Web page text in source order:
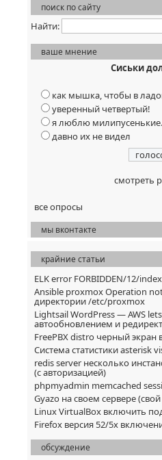
поиск по сайту
Найти:
ваше мнение
Сиськи
как мышка, чтобы в
уверенный четвертый!
я люблю
давно их не видел
смотреть
все опросы
мы вконтакте
крайние статьи
ELK error FORBIDDEN/12/
Ansible proxmox Operation
директории /etc/proxmox
Lightsail WordPress — AWS
автообновлением и
FreePBX distro черный экран
Система статистики asterisk
redis server несколько
(с авторизацией)
phpmyadmin memcached
Gyazo на своем сервере
Linux VirtualBox включить
Firefox версия 52/5x
обсуждение